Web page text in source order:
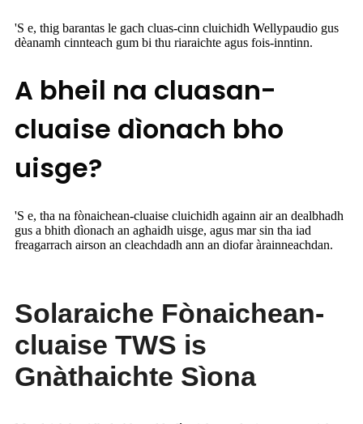
'S e, thig barantas le gach cluas-cinn cluichidh Wellypaudio gus
dèanamh cinnteach gum bi thu riaraichte agus fois-inntinn.
A bheil na cluasan-
cluaise dìonach bho
uisge?
'S e, tha na fònaichean-cluaise cluichidh againn air an dealbhadh
gus a bhith dìonach an aghaidh uisge, agus mar sin tha iad
freagarrach airson an cleachdadh ann an diofar àrainneachdan.
Solaraiche Fònaichean-
cluaise TWS is
Gnàthaichte Sìona